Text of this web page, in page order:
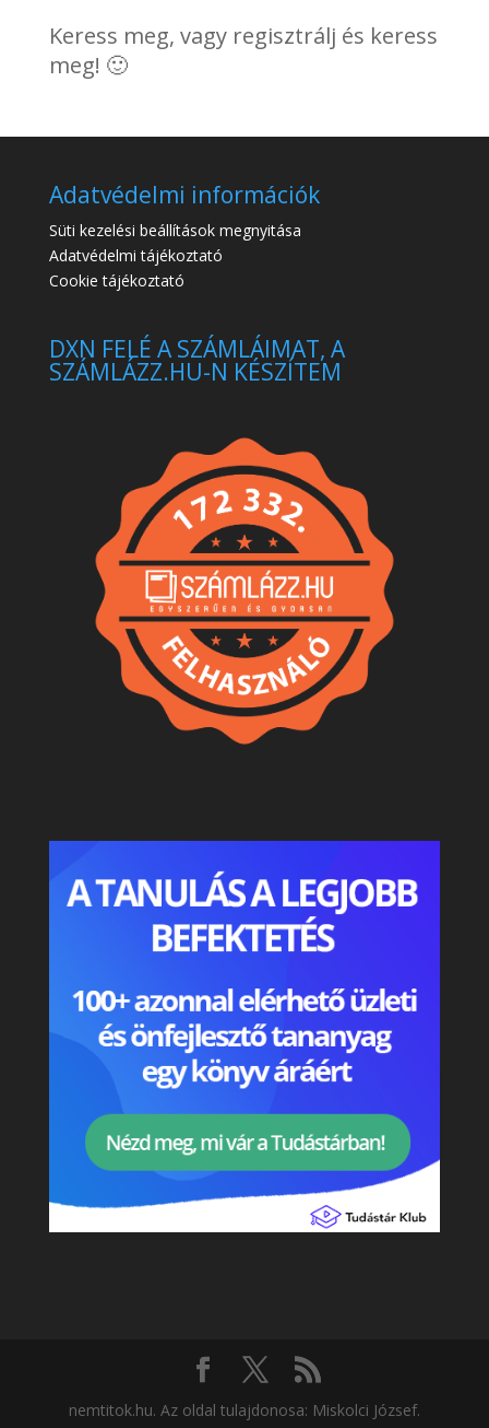
Keress meg, vagy regisztrálj és keress
meg! 🙂
Adatvédelmi információk
Süti kezelési beállítások megnyitása
Adatvédelmi tájékoztató
Cookie tájékoztató
DXN FELÉ A SZÁMLÁIMAT, A
SZÁMLÁZZ.HU-N KÉSZÍTEM
nemtitok.hu. Az oldal tulajdonosa: Miskolci József.